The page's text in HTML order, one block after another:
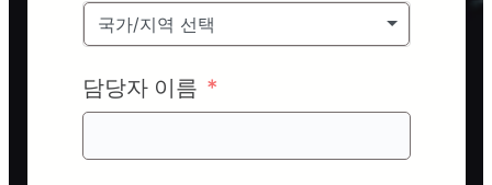
국가/지역 선택
담당자 이름